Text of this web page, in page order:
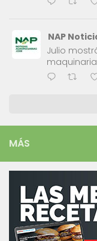
NAP
Julio
MÁS